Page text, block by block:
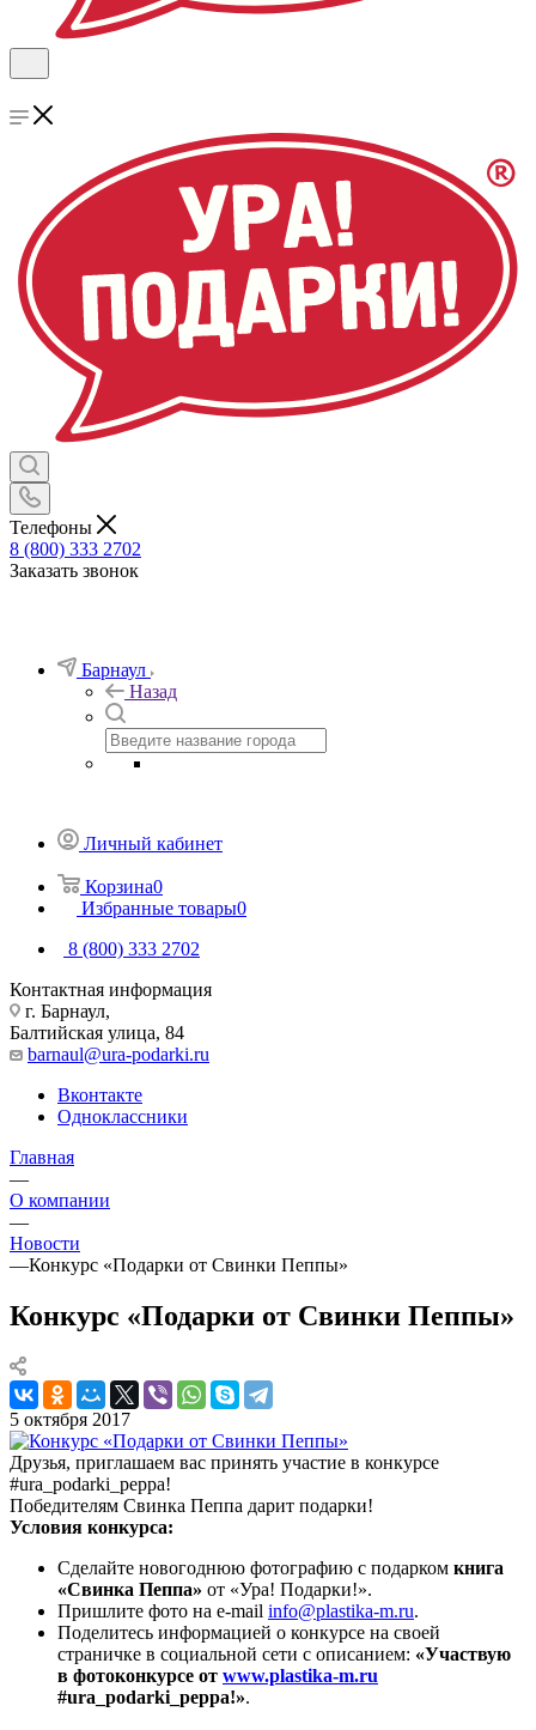
Телефоны
8 (800) 333 2702
Заказать звонок
Барнаул
Назад
Личный кабинет
Корзина0
Избранные товары0
8 (800) 333 2702
Контактная информация
г. Барнаул,
Балтийская улица, 84
barnaul@ura-podarki.ru
Вконтакте
Одноклассники
Главная
—
О компании
—
Новости
—Конкурс «Подарки от Свинки Пеппы»
Конкурс «Подарки от Свинки Пеппы»
5 октября 2017
Друзья, приглашаем вас принять участие в конкурсе
#ura_podarki_peppa!
Победителям Свинка Пеппа дарит подарки!
Условия конкурса:
Сделайте новогоднюю фотографию с подарком книга
«Свинка Пеппа» от «Ура! Подарки!».
Пришлите фото на e-mail info@plastika-m.ru.
Поделитесь информацией о конкурсе на своей
страничке в социальной сети с описанием: «Участвую
в фотоконкурсе от www.plastika-m.ru
#ura_podarki_peppa!».